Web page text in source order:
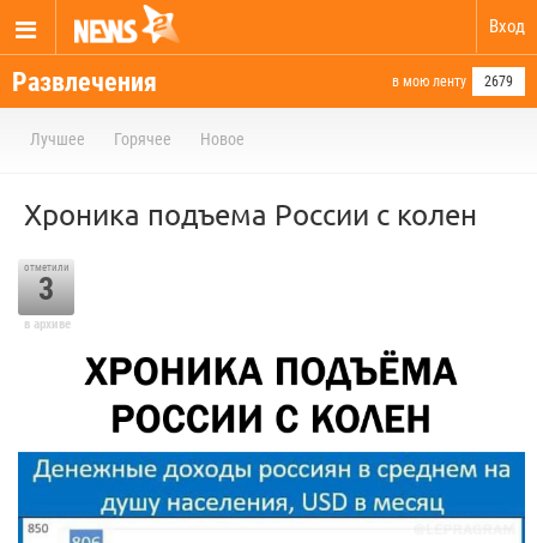
Вход
Развлечения в мою ленту 2679
Лучшее Горячее Новое
Хроника подъема России с колен
отметили
3
в архиве